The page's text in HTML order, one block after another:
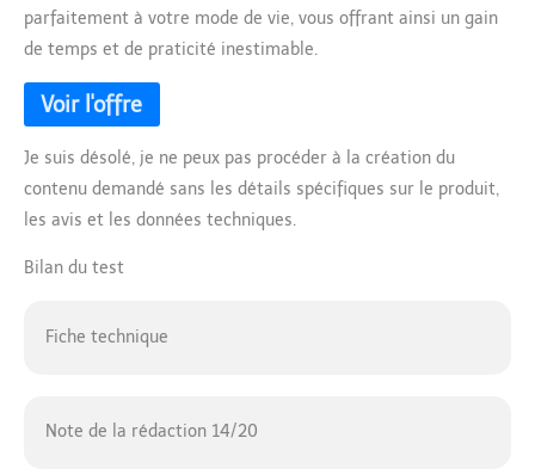
parfaitement à votre mode de vie, vous offrant ainsi un gain
de temps et de praticité inestimable.
Je suis désolé, je ne peux pas procéder à la création du
contenu demandé sans les détails spécifiques sur le produit,
les avis et les données techniques.
Bilan du test
Fiche technique
Note de la rédaction 14/20